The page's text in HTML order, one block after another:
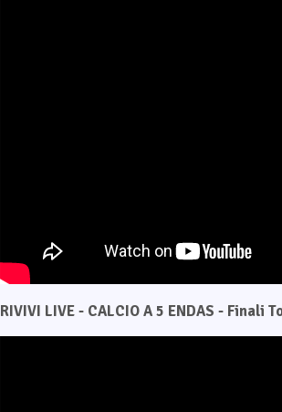
RIVIVI LIVE - CALCIO A 5 ENDAS - Finali